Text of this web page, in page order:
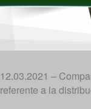
12.03.2021 –
referente a la